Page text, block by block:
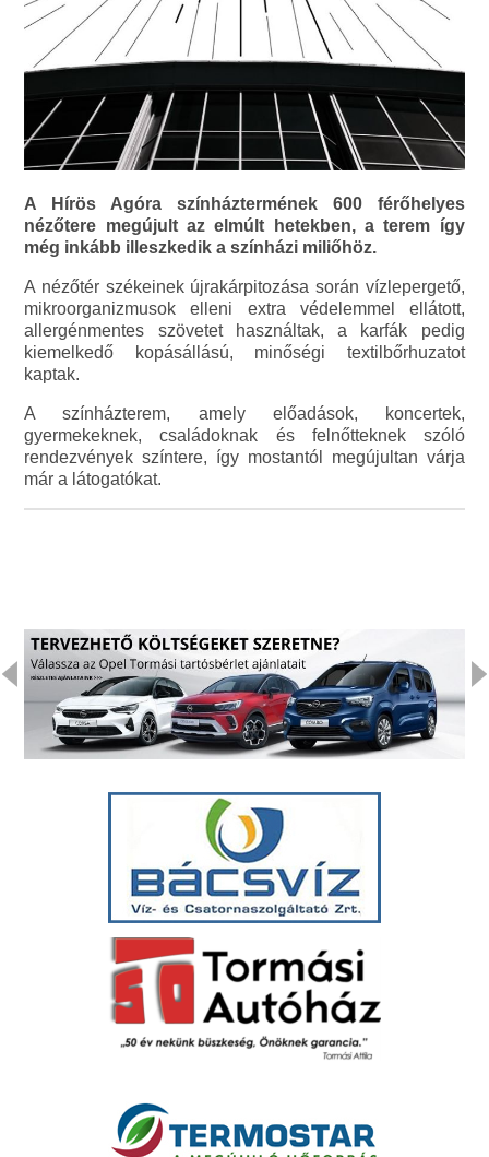
A Hírös Agóra színháztermének 600 férőhelyes
nézőtere megújult az elmúlt hetekben, a terem így
még inkább illeszkedik a színházi miliőhöz.
A nézőtér székeinek újrakárpitozása során vízlepergető,
mikroorganizmusok elleni extra védelemmel ellátott,
allergénmentes szövetet használtak, a karfák pedig
kiemelkedő kopásállású, minőségi textilbőrhuzatot
kaptak.
A színházterem, amely előadások, koncertek,
gyermekeknek, családoknak és felnőtteknek szóló
rendezvények színtere, így mostantól megújultan várja
már a látogatókat.